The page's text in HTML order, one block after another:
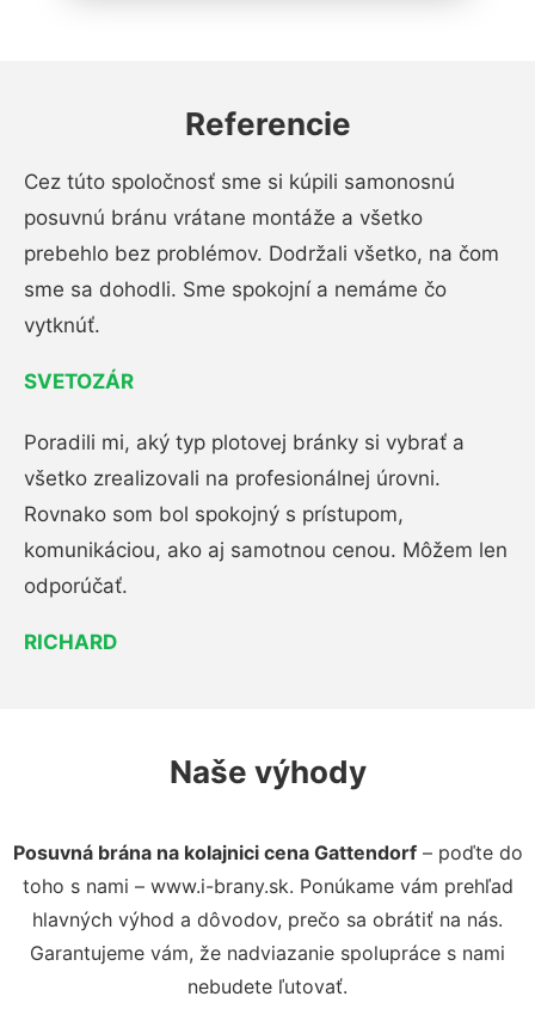
Referencie
Cez túto spoločnosť sme si kúpili samonosnú
posuvnú bránu vrátane montáže a všetko
prebehlo bez problémov. Dodržali všetko, na čom
sme sa dohodli. Sme spokojní a nemáme čo
vytknúť.
SVETOZÁR
Poradili mi, aký typ plotovej bránky si vybrať a
všetko zrealizovali na profesionálnej úrovni.
Rovnako som bol spokojný s prístupom,
komunikáciou, ako aj samotnou cenou. Môžem len
odporúčať.
RICHARD
Naše výhody
Posuvná brána na kolajnici cena Gattendorf– poďte do
toho s nami – www.i-brany.sk. Ponúkame vám prehľad
hlavných výhod a dôvodov, prečo sa obrátiť na nás.
Garantujeme vám, že nadviazanie spolupráce s nami
nebudete ľutovať.